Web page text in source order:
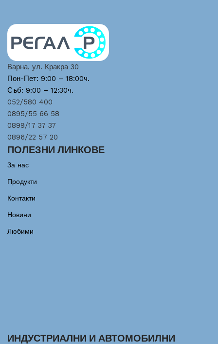
Варна, ул. Кракра 30
Пон-Пет: 9:00 – 18:00ч.
Съб: 9:00 – 12:30ч.
052/580 400
0895/55 66 58
0899/17 37 37
0896/22 57 20
ПОЛЕЗНИ ЛИНКОВЕ
За нас
Продукти
Контакти
Новини
Любими
ИНДУСТРИАЛНИ И АВТОМОБИЛНИ